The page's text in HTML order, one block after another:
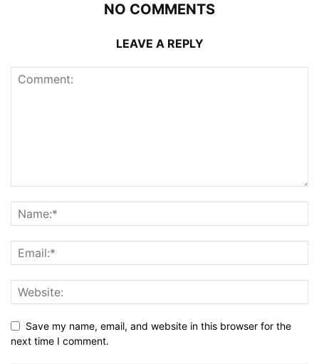
NO COMMENTS
LEAVE A REPLY
Save my name, email, and website in this browser for the
next time I comment.